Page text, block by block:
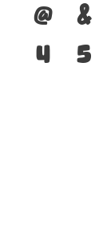
@
&
4
5